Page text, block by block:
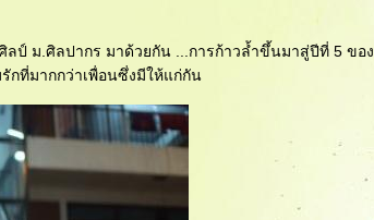
ป์ ม.ศิลปากร มาด้วยกัน ...การก้าวล้ำขึ้นมาสู่ปีที่ 5 ของ
กที่มากกว่าเพื่อนซึ่งมีให้แก่กัน